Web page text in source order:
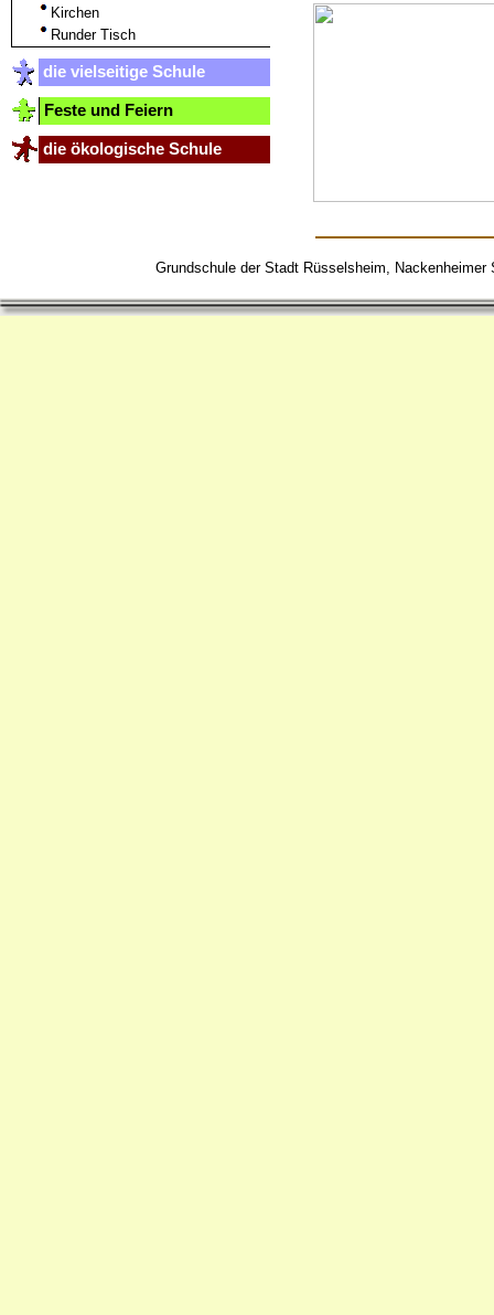
Kirchen
Runder Tisch
die vielseitige Schule
Feste und Feiern
die ökologische Schule
Grundschule der Stadt Rüsselsheim,